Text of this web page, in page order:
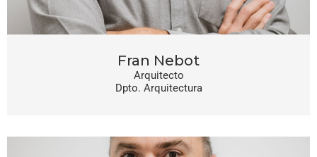
Fran Nebot
Arquitecto
Dpto. Arquitectura